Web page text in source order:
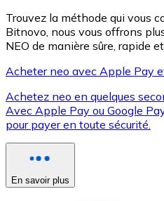
XRP
XRP
Voir toutes
Trouvez la méthode qui vous
Bitnovo, nous vous offrons
NEO de manière sûre, rapide
Acheter neo avec Apple Pay
Achetez neo en quelques
Avec Apple Pay ou Google
pour payer en toute sécurité.
En savoir plus